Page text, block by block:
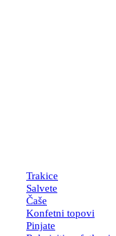
Trakice
Salvete
Čaše
Konfetni topovi
Pinjate